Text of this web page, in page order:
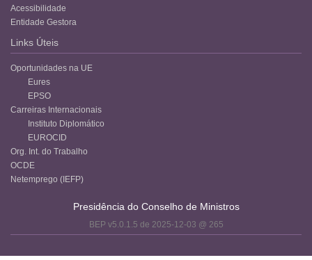
Acessibilidade
Entidade Gestora
Links Úteis
Oportunidades na UE
Eures
EPSO
Carreiras Internacionais
Instituto Diplomático
EUROCID
Org. Int. do Trabalho
OCDE
Netemprego (IEFP)
Presidência do Conselho de Ministros
BEP v5.0.1.5 de 2025-12-03 @ 265